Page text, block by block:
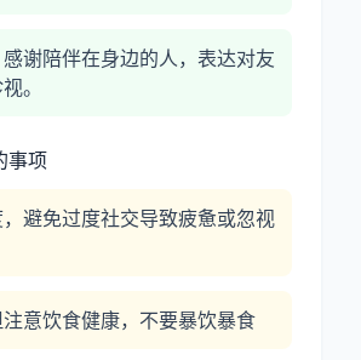
感谢陪伴在身边的人，表达对友
。
事项
避免过度社交导致疲惫或忽视
意饮食健康，不要暴饮暴食